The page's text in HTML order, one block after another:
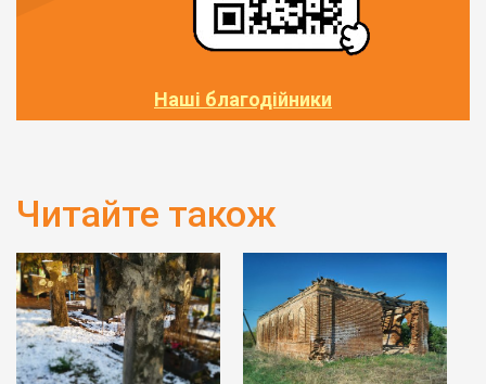
Наші благодійники
Читайте також